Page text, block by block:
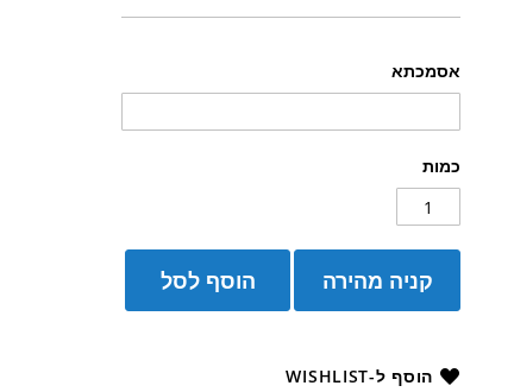
אסמכתא
כמות
הוסף לסל קניה מהירה
הוסף ל-WISHLIST